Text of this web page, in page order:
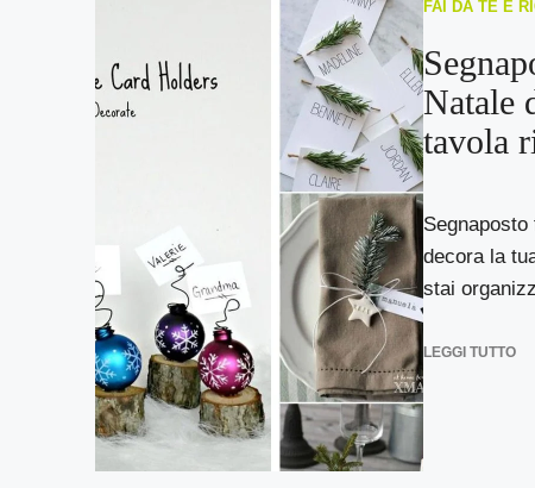
FAI DA TE E
Natale
tavola
decora la
stai
LEGGI TUTTO